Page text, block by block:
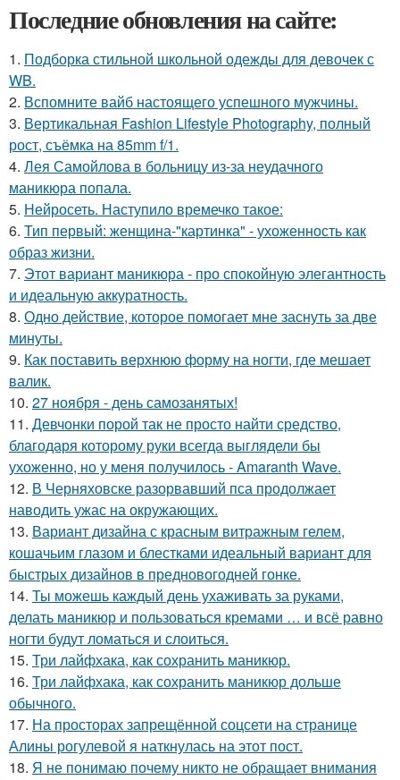
Последние обновления на сайте:
1. Подборка стильной школьной одежды для девочек с
WB.
2. Вспомните вайб настоящего успешного мужчины.
3. Вертикальная Fashion Lifestyle Photography, полный
рост, съёмка на 85mm f/1.
4. Лея Самойлова в больницу из-за неудачного
маникюра попала.
5. Нейросеть. Наступило времечко такое:
6. Тип первый: женщина-"картинка" - ухоженность как
образ жизни.
7. Этот вариант маникюра - про спокойную элегантность
и идеальную аккуратность.
8. Одно действие, которое помогает мне заснуть за две
минуты.
9. Как поставить верхнюю форму на ногти, где мешает
валик.
10. 27 ноября - день самозанятых!
11. Девчонки порой так не просто найти средство,
благодаря которому руки всегда выглядели бы
ухоженно, но у меня получилось - Amaranth Wave.
12. В Черняховске разорвавший пса продолжает
наводить ужас на окружающих.
13. Вариант дизайна с красным витражным гелем,
кошачьим глазом и блестками идеальный вариант для
быстрых дизайнов в предновогодней гонке.
14. Ты можешь каждый день ухаживать за руками,
делать маникюр и пользоваться кремами … и всё равно
ногти будут ломаться и слоиться.
15. Три лайфхака, как сохранить маникюр.
16. Три лайфхака, как сохранить маникюр дольше
обычного.
17. На просторах запрещённой соцсети на странице
Алины рогулевой я наткнулась на этот пост.
18. Я не понимаю почему никто не обращает внимания